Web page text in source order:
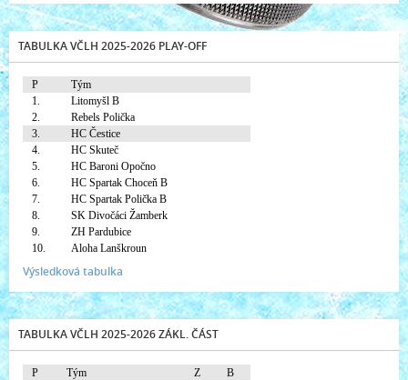
TABULKA VČLH 2025-2026 PLAY-OFF
P
Tým
1.
Litomyšl B
2.
Rebels Polička
3.
HC Čestice
4.
HC Skuteč
5.
HC Baroni Opočno
6.
HC Spartak Choceň B
7.
HC Spartak Polička B
8.
SK Divočáci Žamberk
9.
ZH Pardubice
10.
Aloha Lanškroun
Výsledková tabulka
TABULKA VČLH 2025-2026 ZÁKL. ČÁST
P Tým Z
B